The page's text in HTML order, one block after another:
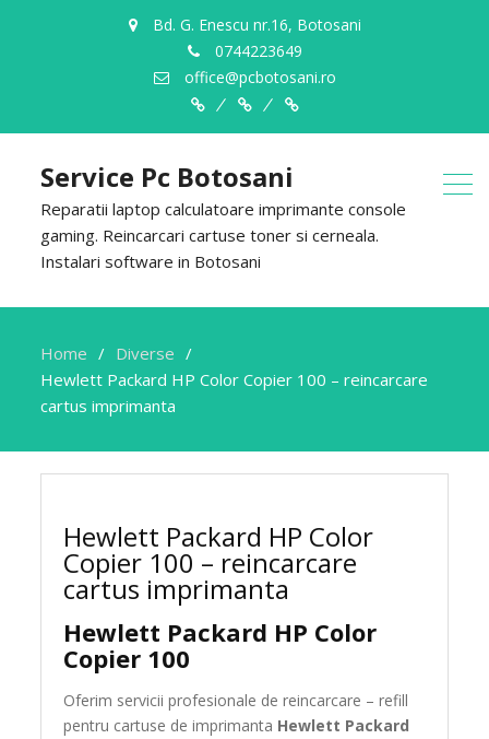
Bd. G. Enescu nr.16, Botosani
0744223649
office@pcbotosani.ro
Despre
Noi
ServiciiContact
Service Pc Botosani
Reparatii laptop calculatoare imprimante console
gaming. Reincarcari cartuse toner si cerneala.
Instalari software in Botosani
Home
Diverse
Hewlett Packard HP Color Copier 100 – reincarcare
cartus imprimanta
Hewlett Packard HP Color
Copier 100 – reincarcare
cartus imprimanta
Hewlett Packard HP Color
Copier 100
Oferim servicii profesionale de reincarcare – refill
pentru cartuse de imprimanta Hewlett Packard